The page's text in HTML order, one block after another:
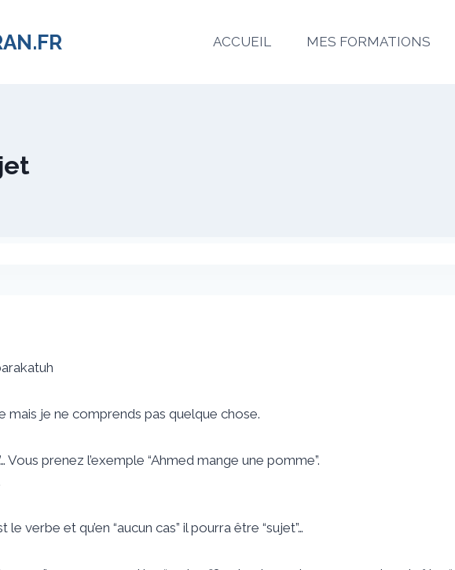
ACCUEIL MES FORMATIONS
mais je ne comprends pas quelque chose.
prenez l’exemple “Ahmed mange une pomme”.
le verbe et qu’en “aucun cas” il pourra être “sujet”…